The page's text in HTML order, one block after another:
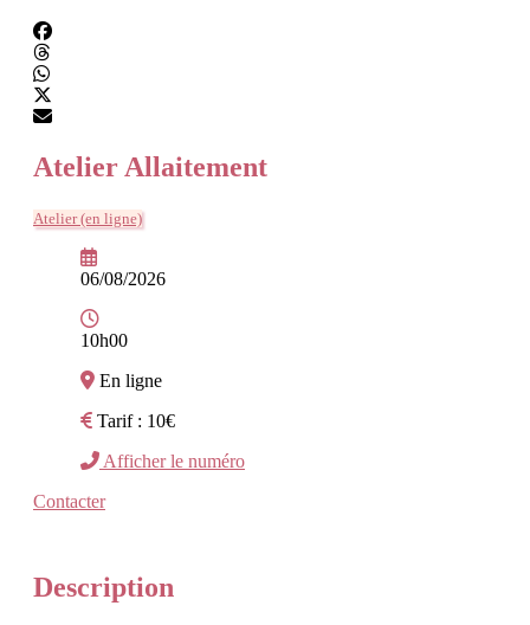
Atelier Allaitement
Atelier (en ligne)
06/08/2026
10h00
En ligne
Tarif : 10€
Afficher le numéro
Contacter
Description